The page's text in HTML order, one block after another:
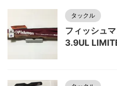
タックル
フィッシュ
3.9UL